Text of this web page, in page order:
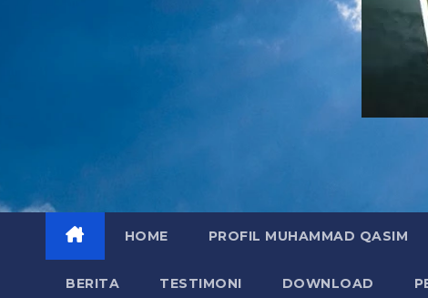
HOME PROFIL MUHAMMAD QASIM
BERITA TESTIMONI DOWNLOAD